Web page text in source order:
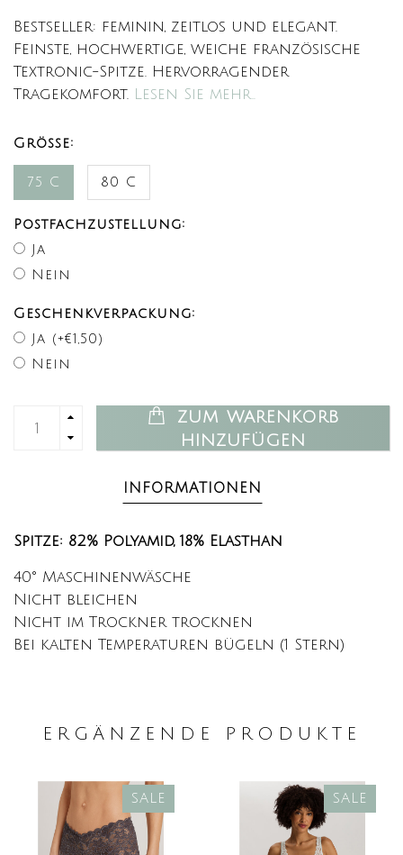
Bestseller: feminin, zeitlos und elegant.
Feinste, hochwertige, weiche französische
Textronic-Spitze. Hervorragender
Tragekomfort. Lesen Sie mehr..
Größe:
75 C 80 C
Postfachzustellung:
Ja
Nein
Geschenkverpackung:
Ja (+€1,50)
Nein
ZUM WARENKORB
HINZUFÜGEN
INFORMATIONEN
Spitze: 82% Polyamid, 18% Elasthan
40° Maschinenwäsche
Nicht bleichen
Nicht im Trockner trocknen
Bei kalten Temperaturen bügeln (1 Stern)
ERGÄNZENDE PRODUKTE
SALE SALE